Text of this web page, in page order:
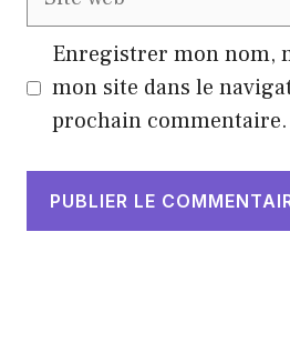
Enregistrer mon nom,
mon site dans le
prochain commentaire.